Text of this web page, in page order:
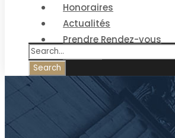
Honoraires
Actualités
Prendre Rendez-vous
Contact